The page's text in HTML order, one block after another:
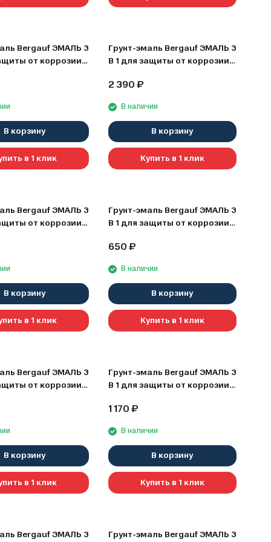
Bergauf ЭМАЛЬ 3
от коррозии,
и бетонных
В корзину
в 1 клик
Грунт-эмаль Bergauf ЭМАЛЬ 3
В 1 для защиты от коррозии,
металлических и бетонных
2 390₽
В наличии
В корзину
Купить в 1 клик
Bergauf ЭМАЛЬ 3
от коррозии,
и бетонных
В корзину
в 1 клик
Грунт-эмаль Bergauf ЭМАЛЬ 3
В 1 для защиты от коррозии,
металлических и бетонных
650₽
В наличии
В корзину
Купить в 1 клик
Bergauf ЭМАЛЬ 3
от коррозии,
и бетонных
В корзину
в 1 клик
Грунт-эмаль Bergauf ЭМАЛЬ 3
В 1 для защиты от коррозии,
металлических и бетонных
1.8 кг
1 170₽
В наличии
В корзину
Купить в 1 клик
Bergauf ЭМАЛЬ 3
Грунт-эмаль Bergauf ЭМАЛЬ 3